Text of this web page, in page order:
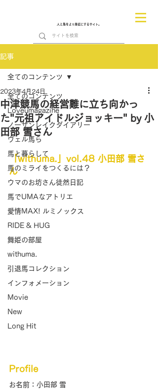
人と馬をより身近にするサイト。
記事
全てのコンテンツ
Loveumagazine
ノーザンレイクダイアリー
ヴェル馬ら
馬と暮らして
馬のミライをつくるには？
ウマのお坊さん徒然日記
馬でUMAなアトリエ
愛情MAX! ルミノックス
RIDE & HUG
舞姫の部屋
withuma.
引退馬コレクション
インフォメーション
Movie
New
Long Hit
全てのコンテンツ
中津競馬の経営難に立ち向かっ
た"元祖アイドルジョッキー" by 小
田部 雪さん
2023年4月24日
「withuma.」vol.48 小田部 雪さ
ん
Profile
お名前：小田部 雪